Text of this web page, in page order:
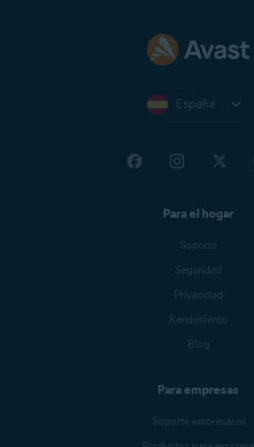
España
Para el hogar
Soporte
Seguridad
Privacidad
Rendimiento
Blog
Para empresas
Soporte empresarial